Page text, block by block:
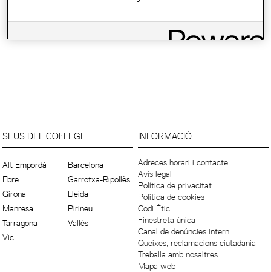
SEUS DEL COL·LEGI
Alt Empordà
Barcelona
Ebre
Garrotxa-Ripollès
Girona
Lleida
Manresa
Pirineu
Tarragona
Vallès
Vic
INFORMACIÓ
Adreces horari i contacte.
Avís legal
Política de privacitat
Política de cookies
Codi Ètic
Finestreta única
Canal de denúncies intern
Queixes, reclamacions ciutadania
Treballa amb nosaltres
Mapa web